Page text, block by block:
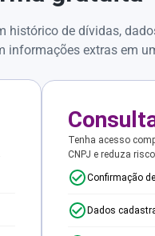
histórico de dívidas,
informações extras em
Tenha acesso
CNPJ e reduza
Confirmação
Dados